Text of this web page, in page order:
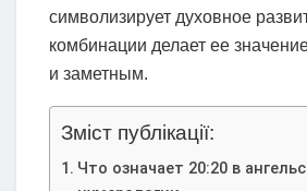
символизирует духовное
комбинации делает ее
и заметным.
Зміст публікації:
Что означает 20:20 в